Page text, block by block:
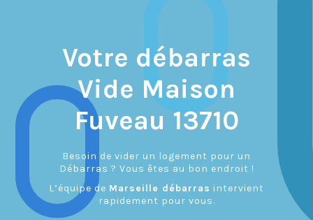
Votre débarras
Vide Maison
Fuveau 13710
Besoin de vider un logement pour un
Débarras ? Vous êtes au bon endroit !
L’équipe de Marseille débarras intervient
rapidement pour vous.